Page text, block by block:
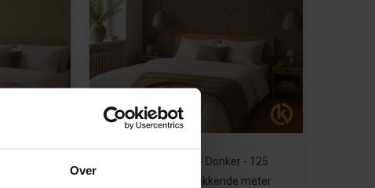
Over
Kurkbehang 2mm - Donker - 125
cm breed - per strekkende meter